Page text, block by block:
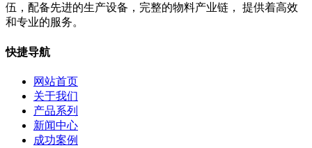
伍，配备先进的生产设备，完整的物料产业链， 提供着高效
和专业的服务。
快捷导航
网站首页
关于我们
产品系列
新闻中心
成功案例